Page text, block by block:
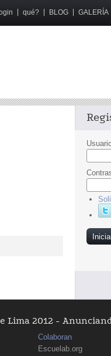
qué? BLOG GALERÍA
Lima 2012 -
Colaboran
Escuelab.org